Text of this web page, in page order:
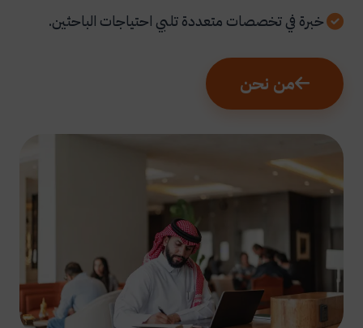
خبرة في تخصصات متعددة تلبي احتياجات الباحثين.
من نحن